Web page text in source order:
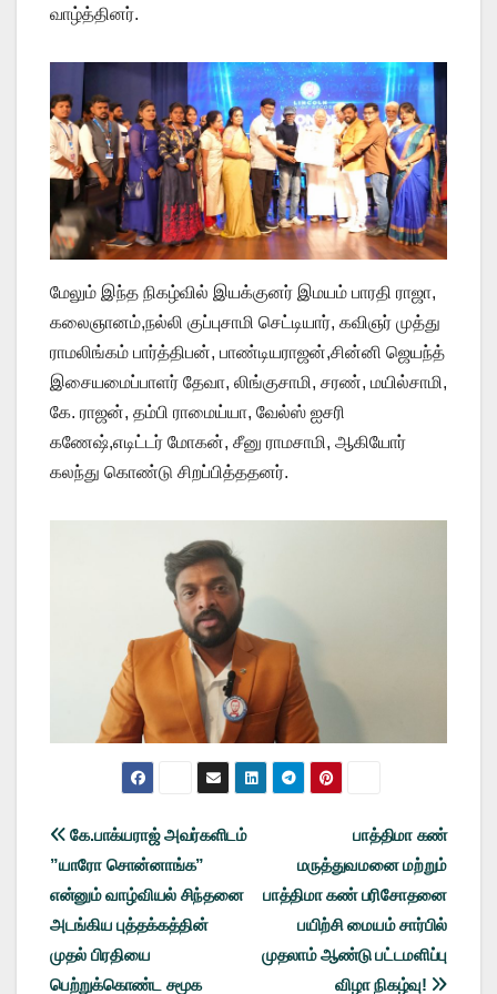
வாழ்த்தினர்.
மேலும் இந்த நிகழ்வில் இயக்குனர் இமயம் பாரதி ராஜா,
கலைஞானம்,நல்லி குப்புசாமி செட்டியார், கவிஞர் முத்து
ராமலிங்கம் பார்த்திபன், பாண்டியராஜன்,சின்னி ஜெயந்த்
இசையமைப்பாளர் தேவா, லிங்குசாமி, சரண், மயில்சாமி,
கே. ராஜன், தம்பி ராமைய்யா, வேல்ஸ் ஐசரி
கணேஷ்,எடிட்டர் மோகன், சீனு ராமசாமி, ஆகியோர்
கலந்து கொண்டு சிறப்பித்ததனர்.
Post
navigation
பாத்திமா கண்
மருத்துவமனை மற்றும்
பாத்திமா கண் பரிசோதனை
பயிற்சி மையம் சார்பில்
முதலாம் ஆண்டு பட்டமளிப்பு
விழா நிகழ்வு!
கே.பாக்யராஜ் அவர்களிடம்
”யாரோ சொன்னாங்க”
என்னும் வாழ்வியல் சிந்தனை
அடங்கிய புத்தக்கத்தின்
முதல் பிரதியை
பெற்றுக்கொண்ட சமூக